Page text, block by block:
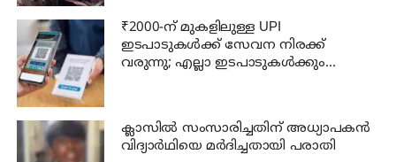
₹2000-ന് മുകളിലുള്ള UPI
ഇടപാടുകൾക്ക് സേവന നിരക്ക്
വരുന്നു; എല്ലാ ഇടപാടുകൾക്കും
ക്ലാസില്‍ സംസാരിച്ചതിന് അധ്യാപകന്‍
വിദ്യാര്‍ഥിയെ മര്‍ദിച്ചതായി പരാതി